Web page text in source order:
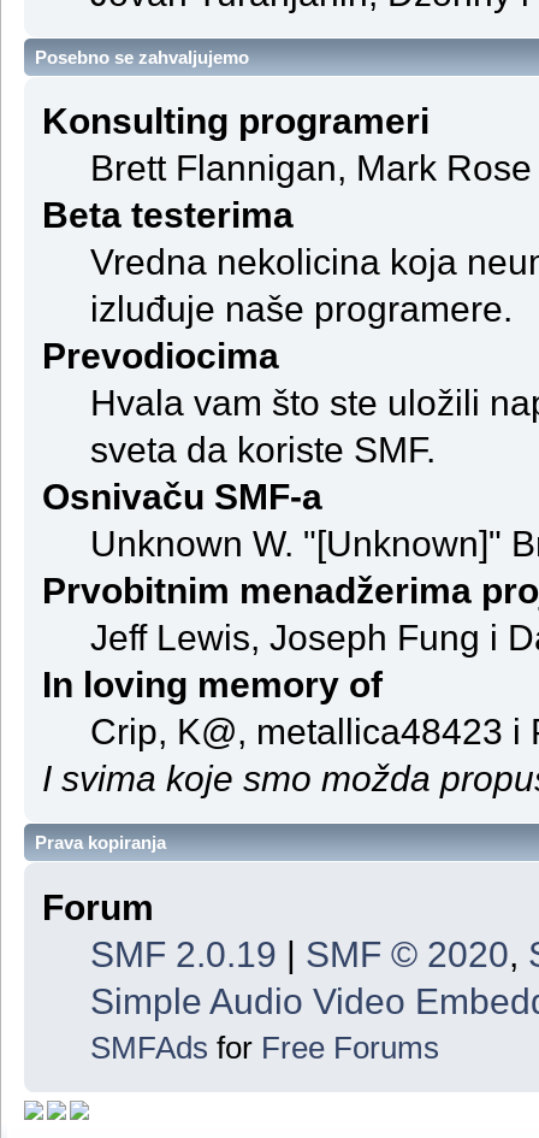
Posebno se zahvaljujemo
Konsulting programeri
Brett Flannigan, Mark
Beta testerima
Vredna nekolicina koja
izluđuje naše programere.
Prevodiocima
Hvala vam što ste uložili
sveta da koriste SMF.
Osnivaču SMF-a
Unknown W. "[Unknown]"
Prvobitnim menadžerima
Jeff Lewis, Joseph Fung i
In loving memory of
Crip, K@, metallica48423 i
I svima koje smo možda
Prava kopiranja
Forum
SMF 2.0.19 | SMF © 2020,
Simple Audio Video
SMFAds for Free Forums